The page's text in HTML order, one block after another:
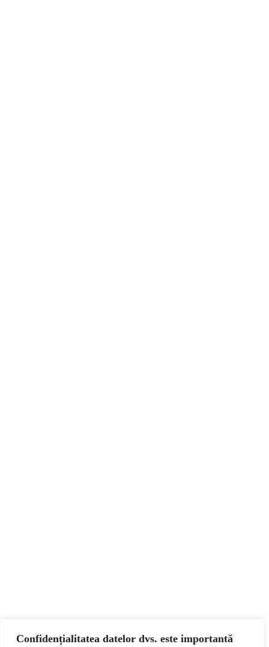
Confidențialitatea datelor dvs. este importantă